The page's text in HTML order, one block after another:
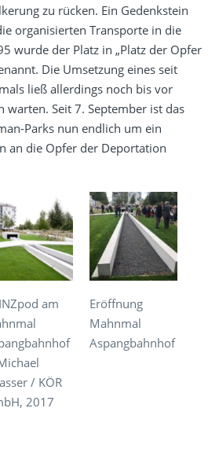
zu rücken. Ein Gedenkstein
organisierten Transporte in die
wurde der Platz in „Platz der Opfer
Die Umsetzung eines seit
ließ allerdings noch bis vor
warten. Seit 7. September ist das
Parks nun endlich um ein
an die Opfer der Deportation
am
/ KÖR
2017
Eröffnung
Mahnmal
Aspangbahnhof